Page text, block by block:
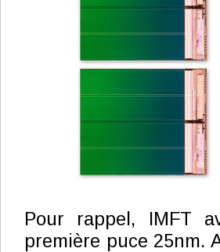
Pour rappel, IMFT
première puce 25nm.